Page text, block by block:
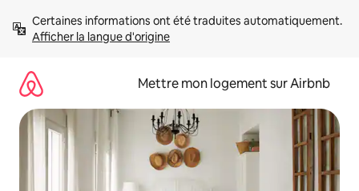
directement
Afficher la langue d'origine
Mettre mon logement sur Airbnb